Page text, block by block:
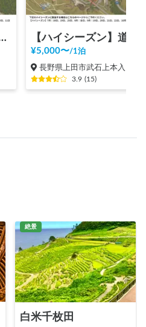
道の駅 美ヶ原高原
¥5,000〜/1泊
長野県上田市武石上本入
3.9 (15)
絶景
白米千枚田